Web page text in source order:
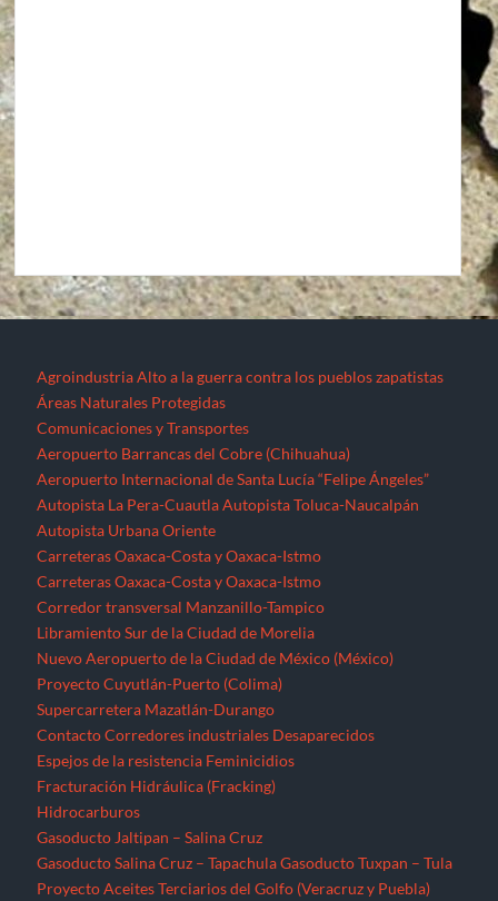
Agroindustria Alto a la guerra contra los pueblos zapatistas
Áreas Naturales Protegidas
Comunicaciones y Transportes
Aeropuerto Barrancas del Cobre (Chihuahua)
Aeropuerto Internacional de Santa Lucía “Felipe Ángeles”
Autopista La Pera-Cuautla Autopista Toluca-Naucalpán
Autopista Urbana Oriente
Carreteras Oaxaca-Costa y Oaxaca-Istmo
Carreteras Oaxaca-Costa y Oaxaca-Istmo
Corredor transversal Manzanillo-Tampico
Libramiento Sur de la Ciudad de Morelia
Nuevo Aeropuerto de la Ciudad de México (México)
Proyecto Cuyutlán-Puerto (Colima)
Supercarretera Mazatlán-Durango
Contacto Corredores industriales Desaparecidos
Espejos de la resistencia Feminicidios
Fracturación Hidráulica (Fracking)
Hidrocarburos
Gasoducto Jaltipan – Salina Cruz
Gasoducto Salina Cruz – Tapachula Gasoducto Tuxpan – Tula
Proyecto Aceites Terciarios del Golfo (Veracruz y Puebla)